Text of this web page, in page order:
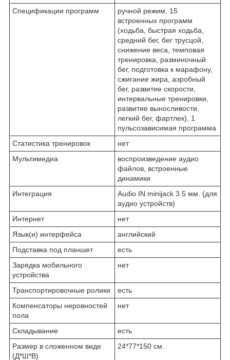
Спецификации программ
ручной режим, 15
встроенных программ
(ходьба, быстрая ходьба,
средний бег, бег трусцой,
снижение веса, темповая
тренировка, разминочный
бег, подготовка к марафону,
сжигание жира, аэробный
бег, развитие скорости,
интервальные тренировки,
развитие выносливости,
легкий бег, фартлек), 1
пульсозависимая программа
Статистика тренировок
нет
Мультимедиа
воспроизведение аудио
файлов, встроенные
динамики
Интеграция
Audio IN minijack 3.5 мм. (для
аудио устройств)
Интернет
нет
Язык(и) интерфейса
английский
Подставка под планшет
есть
Зарядка мобильного
устройства
нет
Транспортировочные ролики
есть
Компенсаторы неровностей
пола
нет
Складывание
есть
Размер в сложенном виде
(Д*Ш*В)
24*77*150 см.